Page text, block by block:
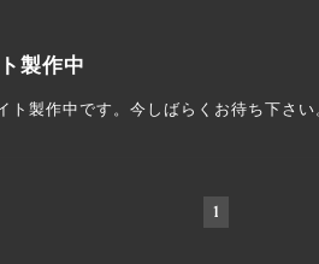
製作中
ト製作中です。今しばらくお待ち下さい
1